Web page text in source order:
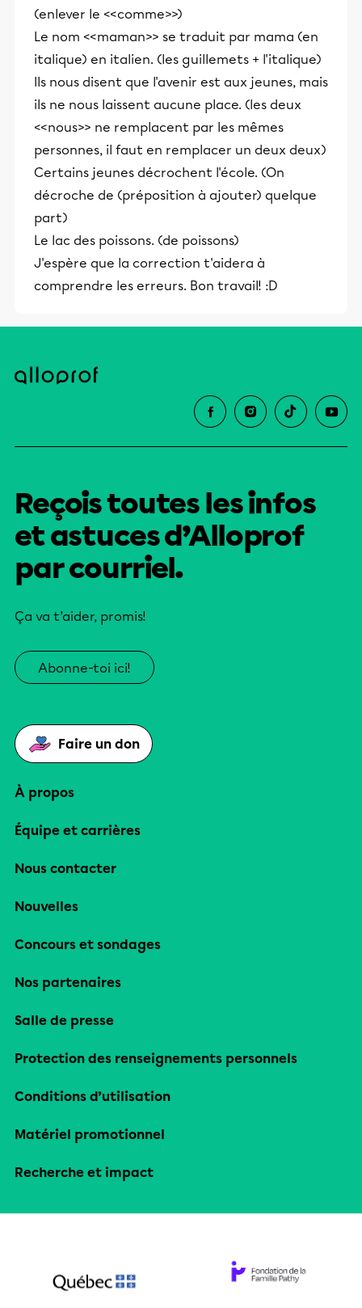
(enlever le <<comme>>)
Le nom <<maman>> se traduit par mama (en
italique) en italien. (les guillemets + l'italique)
Ils nous disent que l'avenir est aux jeunes, mais
ils ne nous laissent aucune place. (les deux
<<nous>> ne remplacent par les mêmes
personnes, il faut en remplacer un deux deux)
Certains jeunes décrochent l'école. (On
décroche de (préposition à ajouter) quelque
part)
Le lac des poissons. (de poissons)
J'espère que la correction t'aidera à
comprendre les erreurs. Bon travail! :D
Reçois toutes les infos
et astuces d’Alloprof
par courriel.
Ça va t’aider, promis!
Abonne-toi ici!
Faire un don
À propos
Équipe et carrières
Nous contacter
Nouvelles
Concours et sondages
Nos partenaires
Salle de presse
Protection des renseignements personnels
Conditions d’utilisation
Matériel promotionnel
Recherche et impact